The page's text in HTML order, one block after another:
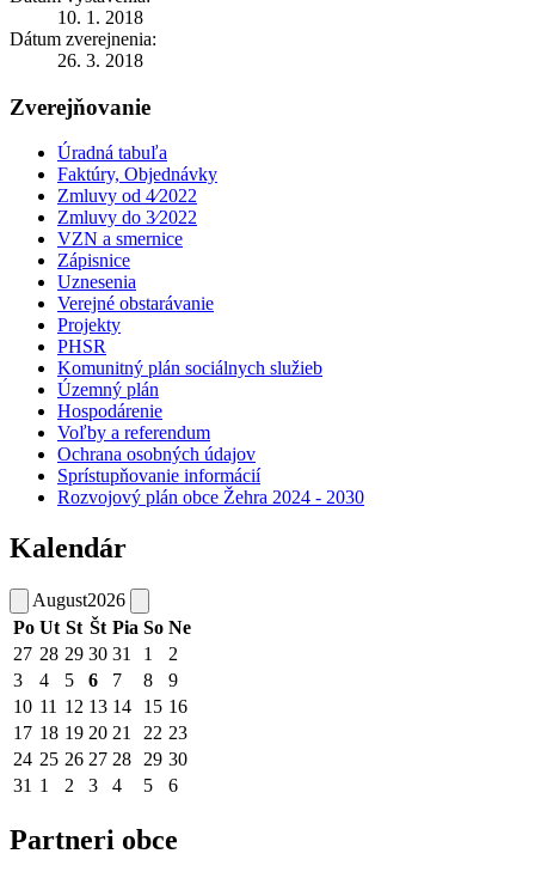
10. 1. 2018
Dátum zverejnenia:
26. 3. 2018
Zverejňovanie
Úradná tabuľa
Faktúry, Objednávky
Zmluvy od 4⁄2022
Zmluvy do 3⁄2022
VZN a smernice
Zápisnice
Uznesenia
Verejné obstarávanie
Projekty
PHSR
Komunitný plán sociálnych služieb
Územný plán
Hospodárenie
Voľby a referendum
Ochrana osobných údajov
Sprístupňovanie informácií
Rozvojový plán obce Žehra 2024 - 2030
Kalendár
August2026
Po Ut St Št Pia So Ne
27 28 29 30 31 1
2
3
4 5 6 7 8
9
10 11 12 13 14 15 16
17 18 19 20 21 22 23
24 25 26 27 28 29 30
31 1 2 3 4 5 6
Partneri obce